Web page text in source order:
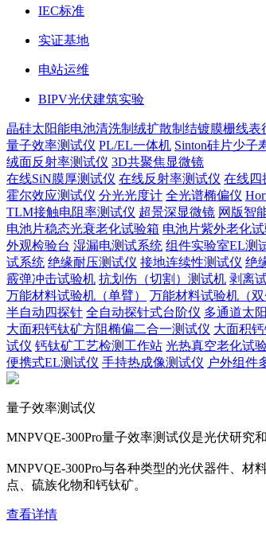
IEC标准
实证基地
电站运维
BIPV光伏建筑实验
晶硅太阳能电池清洗制绒扩散制结镀膜栅线表
量子效率测试仪 PL/EL一体机 Sinton硅片少子
绒面反射率测试仪 3D共聚焦显微镜
在线SiN膜厚测试仪 在线反射率测试仪 在线四
霍尔效应测试仪 分光光度计 全光谱椭偏仪
TLM接触电阻率测试仪 超景深显微镜 网版智
电池片稳态光衰老化试验箱 电池片紫外老化
外观检验台 湿漏电测试系统 组件实验室EL测
试系统 绝缘耐压测试仪 接地连续性测试仪 绝
霰弹冲击试验机 抗划伤（切割）测试机 剥离
万能材料试验机（单臂）
万能材料试验机（双
半自动四探针 全自动探针式台阶仪 多通道太
大面积钙钛矿方阻椭偏二合一测试仪 大面积
试仪 钙钛矿工艺检测工作站 光热真空老化试
便携式EL测试仪 手持热成像测试仪 户外组件
量子效率测试仪
MNPVQE-300Pro量子效率测试仪是光伏研究
MNPVQE-300Pro与各种类型的光伏器件、材
点、硫族化物和钙钛矿。
查看详情